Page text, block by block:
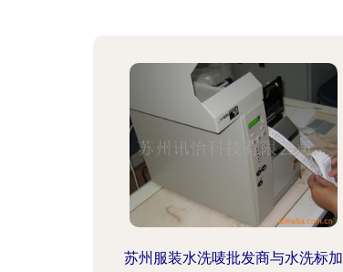
苏州服装水洗唛批发商与水洗标加